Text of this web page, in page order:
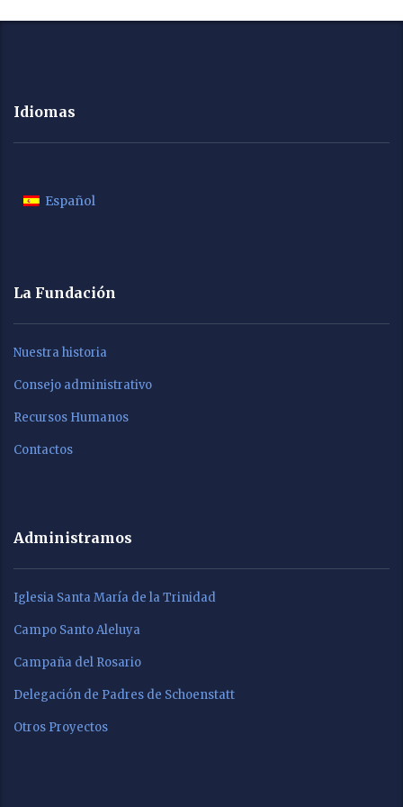
Idiomas
Español
La Fundación
Nuestra historia
Consejo administrativo
Recursos Humanos
Contactos
Administramos
Iglesia Santa María de la Trinidad
Campo Santo Aleluya
Campaña del Rosario
Delegación de Padres de Schoenstatt
Otros Proyectos